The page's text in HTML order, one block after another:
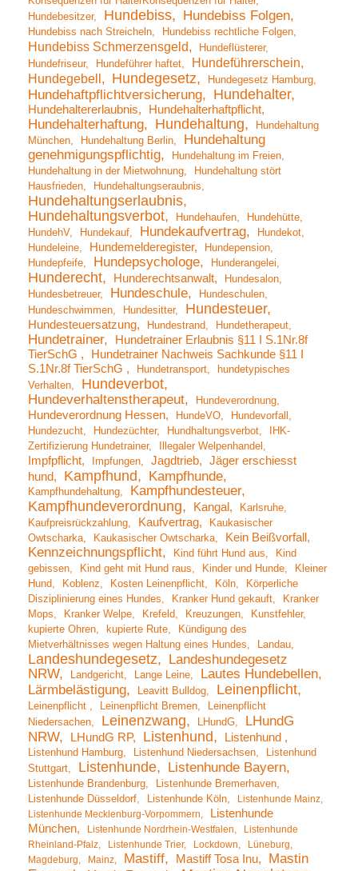
Hundebesitzer
Hundebiss Hundebiss Folgen
Hundebiss nach Streicheln Hundebiss rechtliche Folgen
Hundebiss Schmerzensgeld
Hundeflüsterer
Hundefriseur
Hundeführer haftet
Hundeführerschein
Hundegebell
Hundegesetz Hundegesetz Hamburg
Hundehaftpflichtversicherung Hundehalter
Hundehaltererlaubnis Hundehalterhaftpflicht
Hundehalterhaftung Hundehaltung
Hundehaltung
München
Hundehaltung Berlin
Hundehaltung
genehmigungspflichtig
Hundehaltung im Freien
Hundehaltung in der Mietwohnung
Hundehaltung stört
Hausfrieden
Hundehaltungseraubnis
Hundehaltungserlaubnis
Hundehaltungsverbot
Hundehaufen
Hundehütte
HundehV
Hundekauf Hundekaufvertrag
Hundekot
Hundeleine
Hundemelderegister
Hundepension
Hundepfeife
Hundepsychologe Hunderangelei
Hunderecht Hunderechtsanwalt
Hundesalon
Hundesbetreuer
Hundeschule
Hundeschulen
Hundeschwimmen
Hundesitter Hundesteuer
Hundesteuersatzung Hundestrand Hundetherapeut
Hundetrainer
Hundetrainer Erlaubnis §11 I S.1Nr.8f
TierSchG
Hundetrainer Nachweis Sachkunde §11 I
S.1Nr.8f TierSchG
Hundetransport
hundetypisches
Verhalten
Hundeverbot
Hundeverhaltenstherapeut Hundeverordnung
Hundeverordnung Hessen HundeVO
Hundevorfall
Hundezucht
Hundezüchter Hundhaltungsverbot
IHK-
Zertifizierung Hundetrainer
Illegaler Welpenhandel
Impfpflicht Impfungen Jagdtrieb
Jäger erschiesst
hund
Kampfhund Kampfhunde
Kampfhundehaltung Kampfhundesteuer
Kampfhundeverordnung Kangal
Karlsruhe
Kaufpreisrückzahlung
Kaufvertrag
Kaukasischer
Owtscharka
Kaukasischer Owtscharka Kein Beißvorfall
Kennzeichnungspflicht Kind führt Hund aus
Kind
gebissen
Kind geht mit Hund raus Kinder und Hunde
Kleiner
Hund
Koblenz Kosten Leinenpflicht Köln
Körperliche
Disziplinierung eines Hundes
Kranker Hund gekauft
Kranker
Mops
Kranker Welpe Krefeld Kreuzungen
Kunstfehler
kupierte Ohren
kupierte Rute
Kündigung des
Mietverhältnisses wegen Haltung eines Hundes
Landau
Landeshundegesetz
Landeshundegesetz
NRW
Landgericht Lange Leine
Lautes Hundebellen
Lärmbelästigung
Leavitt Bulldog Leinenpflicht
Leinenpflicht Leinenpflicht Bremen
Leinenpflicht
Niedersachen
Leinenzwang LHundG
LHundG
NRW
LHundG RP Listenhund Listenhund
Listenhund Hamburg Listenhund Niedersachsen
Listenhund
Stuttgart
Listenhunde Listenhunde Bayern
Listenhunde Brandenburg
Listenhunde Bremerhaven
Listenhunde Düsseldorf
Listenhunde Köln
Listenhunde Mainz
Listenhunde Mecklenburg-Vorpommern
Listenhunde
München
Listenhunde Nordrhein-Westfalen
Listenhunde
Rheinland-Pfalz
Listenhunde Trier Lockdown
Lüneburg
Magdeburg
Mainz Mastiff Mastiff Tosa Inu
Mastin